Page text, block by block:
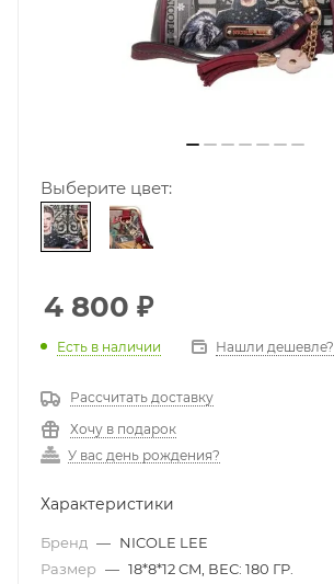
Выберите цвет:
4 800 ₽
Есть в наличии Нашли дешевле?
Рассчитать доставку
Хочу в подарок
У вас день рождения?
Характеристики
Бренд — NICOLE LEE
Размер — 18*8*12 CM, ВЕС: 180 ГР.